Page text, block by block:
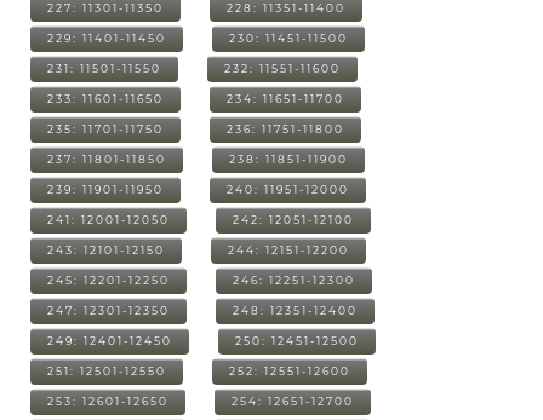
227: 11301-11350 228: 11351-11400
229: 11401-11450 230: 11451-11500
231: 11501-11550 232: 11551-11600
233: 11601-11650 234: 11651-11700
235: 11701-11750 236: 11751-11800
237: 11801-11850 238: 11851-11900
239: 11901-11950 240: 11951-12000
241: 12001-12050 242: 12051-12100
243: 12101-12150 244: 12151-12200
245: 12201-12250 246: 12251-12300
247: 12301-12350 248: 12351-12400
249: 12401-12450 250: 12451-12500
251: 12501-12550 252: 12551-12600
253: 12601-12650 254: 12651-12700